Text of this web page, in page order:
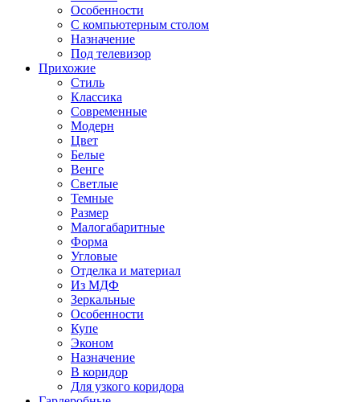
Особенности
С компьютерным столом
Назначение
Под телевизор
Прихожие
Стиль
Классика
Современные
Модерн
Цвет
Белые
Венге
Светлые
Темные
Размер
Малогабаритные
Форма
Угловые
Отделка и материал
Из МДФ
Зеркальные
Особенности
Купе
Эконом
Назначение
В коридор
Для узкого коридора